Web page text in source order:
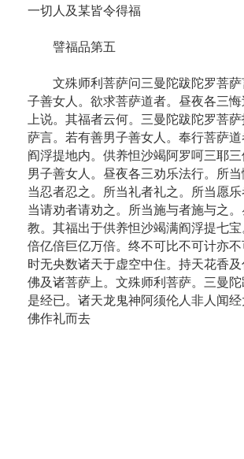
一切人及某皆令得福
譬福品第五
文殊师利菩萨问三曼陀跋陀罗菩萨
子善女人。欲求菩萨道者。昼夜各三
上说。其福者云何。三曼陀跋陀罗菩
萨言。若有善男子善女人。奉行菩萨
阎浮提地内。供养怛沙竭阿罗呵三耶
男子善女人。昼夜各三劝乐法行。所
当忍者忍之。所当礼者礼之。所当愿
当请劝者请劝之。所当施与者施与之
教。其福出于供养怛沙竭满阎浮提七
倍亿倍巨亿万倍。终不可比不可计亦
时无央数诸天于虚空中住。持天花香
佛及诸菩萨上。文殊师利菩萨。三曼
是经已。诸天龙鬼神阿须伦人非人闻
佛作礼而去